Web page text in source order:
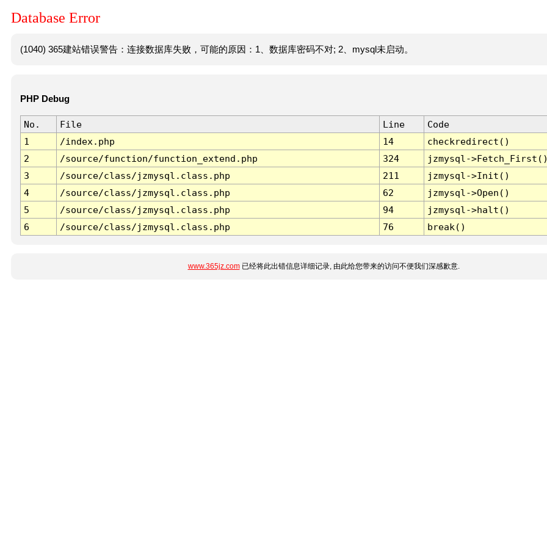
Database Error
(1040) 365建站错误警告：连接数据库失败，可能的原因：1、数据库密码不对; 2、mysql未启动。
PHP Debug
No. File Line
Code
1
/index.php 14
checkredirect()
2
/source/function/function_extend.php 324
jzmysql-
3
/source/class/jzmysql.class.php 211
jzmysql->Init()
4
/source/class/jzmysql.class.php 62
jzmysql->Open()
5
/source/class/jzmysql.class.php 94
jzmysql->halt()
6
/source/class/jzmysql.class.php 76 break()
www.365jz.com已经将此出错信息详细记录, 由此给您带来的访问不便我们深感歉意.